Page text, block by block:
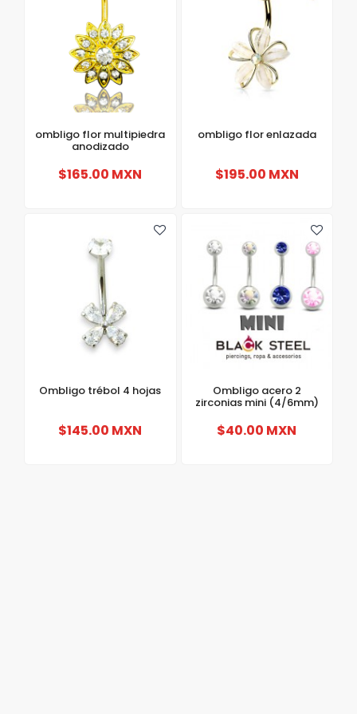
ombligo flor multipiedra
anodizado
$165.00 MXN
ombligo flor enlazada
$195.00 MXN
Ombligo trébol 4 hojas
$145.00 MXN
Ombligo acero 2
zirconias mini (4/6mm)
$40.00 MXN